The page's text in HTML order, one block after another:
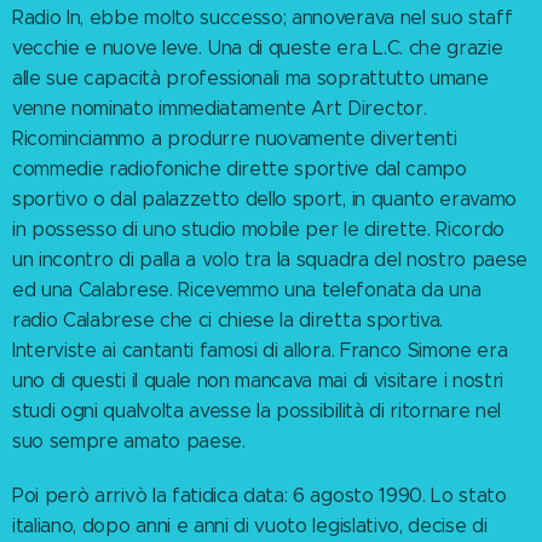
Radio In, ebbe molto successo; annoverava nel suo staff
vecchie e nuove leve. Una di queste era L.C. che grazie
alle sue capacità professionali ma soprattutto umane
venne nominato immediatamente Art Director.
Ricominciammo a produrre nuovamente divertenti
commedie radiofoniche dirette sportive dal campo
sportivo o dal palazzetto dello sport, in quanto eravamo
in possesso di uno studio mobile per le dirette. Ricordo
un incontro di palla a volo tra la squadra del nostro paese
ed una Calabrese. Ricevemmo una telefonata da una
radio Calabrese che ci chiese la diretta sportiva.
Interviste ai cantanti famosi di allora. Franco Simone era
uno di questi il quale non mancava mai di visitare i nostri
studi ogni qualvolta avesse la possibilità di ritornare nel
suo sempre amato paese.
Poi però arrivò la fatidica data: 6 agosto 1990. Lo stato
italiano, dopo anni e anni di vuoto legislativo, decise di